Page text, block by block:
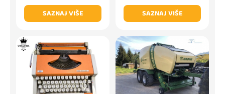
SAZNAJ VIŠE
SAZNAJ VIŠE